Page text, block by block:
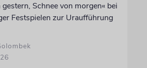
gestern, Schnee von morgen« bei
Festspielen zur Uraufführung